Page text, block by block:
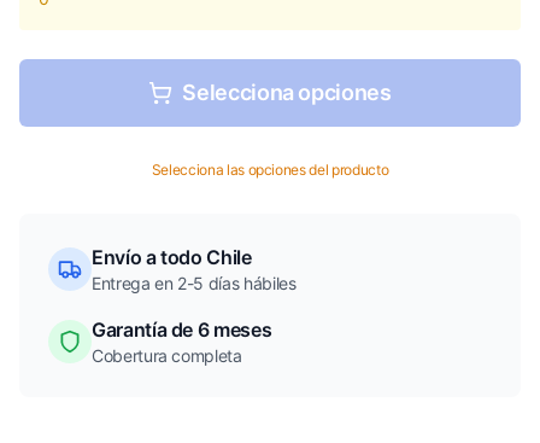
Selecciona opciones
Selecciona las opciones del producto
Envío a todo Chile
Entrega en 2-5 días hábiles
Garantía de 6 meses
Cobertura completa